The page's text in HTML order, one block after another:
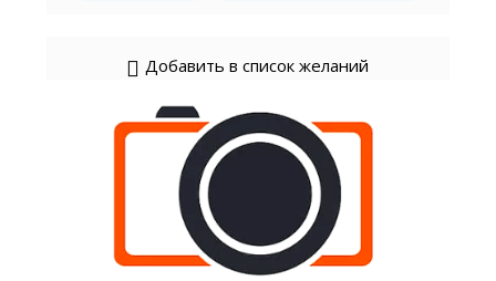
Добавить в список желаний